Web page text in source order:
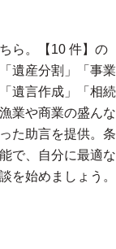
ら。【10 件】の
遺産分割」「事業
遺言作成」「相続
業や商業の盛んな
た助言を提供。条
で、自分に最適な
を始めましょう。